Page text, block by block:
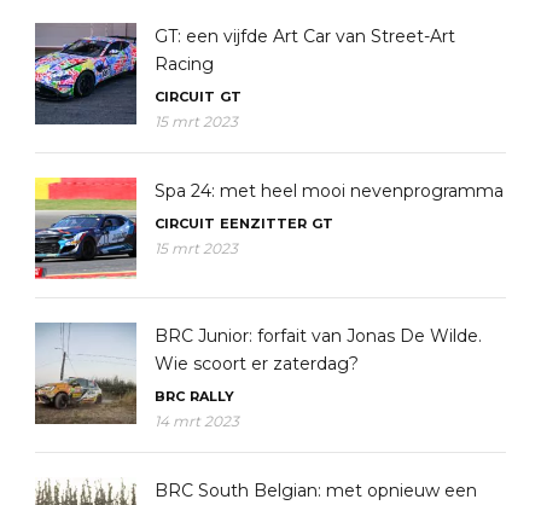
GT: een vijfde Art Car van Street-Art
Racing
CIRCUIT GT
15 mrt 2023
Spa 24: met heel mooi nevenprogramma
CIRCUIT EENZITTER GT
15 mrt 2023
BRC Junior: forfait van Jonas De Wilde.
Wie scoort er zaterdag?
BRC RALLY
14 mrt 2023
BRC South Belgian: met opnieuw een